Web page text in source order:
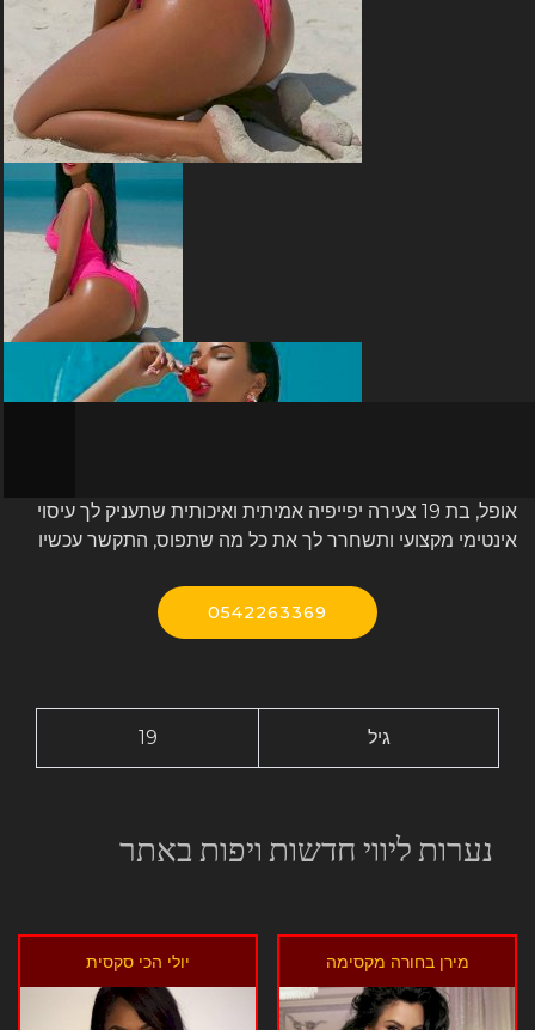
אופל, בת 19 צעירה יפייפיה אמיתית ואיכותית שתעניק לך עיסוי
אינטימי מקצועי ותשחרר לך את כל מה שתפוס, התקשר עכשיו
0542263369
19 גיל
נערות ליווי חדשות ויפות באתר
מירן בחורה מקסימה יולי הכי סקסית